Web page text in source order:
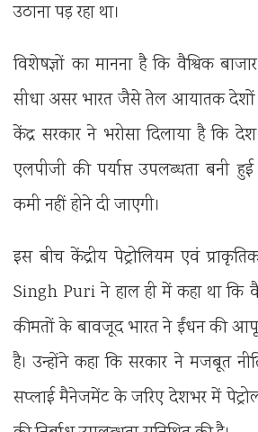
उठाना पड़ रहा था।
विशेषज्ञों का मानना है कि वैश्विक
सीधा असर भारत जैसे तेल आयातक देशों
केंद्र सरकार ने भरोसा दिलाया है कि
एलपीजी की पर्याप्त उपलब्धता बनी
कमी नहीं होने दी जाएगी।
इस बीच केंद्रीय पेट्रोलियम एवं
Singh Puriने हाल ही में कहा था कि
कीमतों के बावजूद भारत ने ईंधन की
है। उन्होंने कहा कि सरकार ने मजबूत
सप्लाई मैनेजमेंट के जरिए देशभर में